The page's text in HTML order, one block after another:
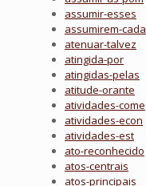
assumir-esses
assumirem-cada
atenuar-talvez
atingida-por
atingidas-pelas
atitude-orante
atividades-come
atividades-econ
atividades-est
ato-reconhecido
atos-centrais
atos-principais